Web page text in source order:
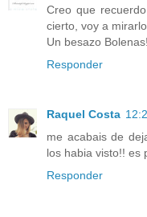
Creo que
cierto, voy a
Un besazo Bolenas!
Responder
Raquel Costa
me acabais de
los habia visto!! es
Responder